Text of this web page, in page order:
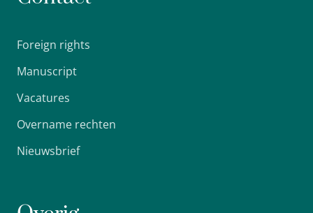
Foreign rights
Manuscript
Vacatures
Overname rechten
Nieuwsbrief